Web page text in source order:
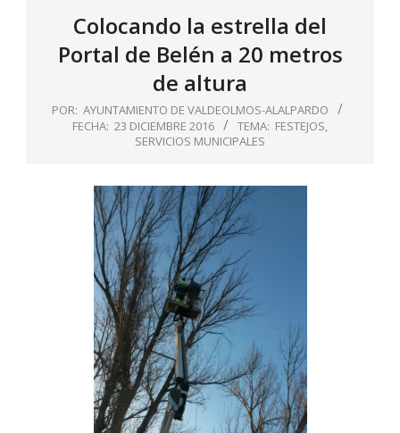
Colocando la estrella del
Portal de Belén a 20 metros
de altura
POR: AYUNTAMIENTO DE VALDEOLMOS-ALALPARDO
FECHA: 23 DICIEMBRE 2016 TEMA: FESTEJOS,
SERVICIOS MUNICIPALES